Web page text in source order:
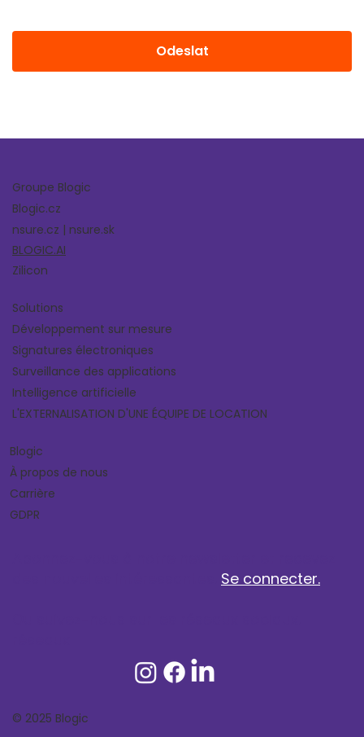
Odeslat
Groupe Blogic
Blogic.cz
nsure.cz | nsure.sk
BLOGIC.AI
Zilicon
Solutions
Développement sur mesure
Signatures électroniques
Surveillance des applications
L'EXTERNALISATION D'UNE ÉQUIPE DE LOCATION
Intelligence artificielle
Blogic
À propos de nous
Carrière
GDPR
Se connecter.
© 2025 Blogic